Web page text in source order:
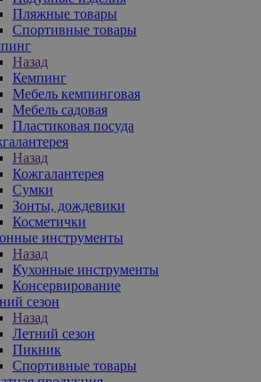
Пляжные товары
Спортивные товары
Назад
Кемпинг
Мебель кемпинговая
Мебель садовая
Пластиковая посуда
Назад
Кожгалантерея
Сумки
Зонты, дождевики
Косметички
инструменты
Назад
Кухонные инструменты
Консервирование
сезон
Назад
Летний сезон
Пикник
Спортивные товары